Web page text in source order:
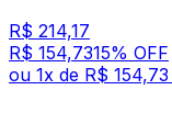
R$ 214,17
R$ 154,7315% OFF
ou 1x de R$ 154,73